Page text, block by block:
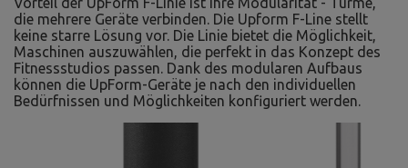
die mehrere Geräte verbinden. Die Upform F-Line stellt
keine starre Lösung vor. Die Linie bietet die Möglichkeit,
Maschinen auszuwählen, die perfekt in das Konzept des
Fitnessstudios passen. Dank des modularen Aufbaus
können die UpForm-Geräte je nach den individuellen
Bedürfnissen und Möglichkeiten konfiguriert werden.